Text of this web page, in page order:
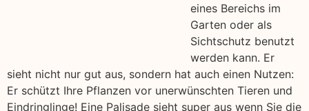
eines Bereichs im
Garten oder als
Sichtschutz benutzt
werden kann. Er
sieht nicht nur gut aus, sondern hat auch einen Nutzen:
Er schützt Ihre Pflanzen vor unerwünschten Tieren und
Eindringlinge! Eine Palisade sieht super aus wenn Sie die